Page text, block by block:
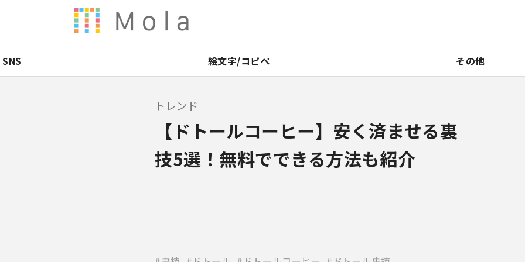
SNS 絵文字/コピペ その他
トレンド
【ドトールコーヒー】安く済ませる裏
技5選！無料でできる方法も紹介